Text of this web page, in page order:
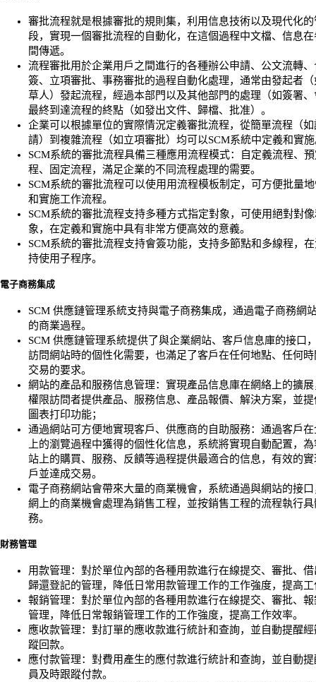
審批流程就是根據審批的規則集，利用信息技術以及現代化
段，實現一個審批流程的自動化，在這個過程中文檔、信息
間傳遞。
流程審批用於企業用戶之間進行的各種辦公申請、公文流轉
簽、立項審批、事務審批的過程自動化處理，通常由發起者
草人）發起流程，經過本部門以及其他部門的處理（如簽署
最終到達流程的終點（如發出文件、歸檔、批准）。
企業可以根據單位的實際情況定義審批流程，從簡單流程（
請）到複雜流程（如立項審批）均可以SCM系統中定義和實
SCM系統的審批流程具備三種應用流程模式：自定義流程、
程、固定流程，滿足企業的不同流程處理的需要。
SCM系統的審批流程可以使用用流程模板制定，可方便批量
和實施工作流程。
SCM系統的審批流程支持多種方式指定對象，可使用絕對對
象，在定義和實施中具有非常方便高效的意義。
SCM系統的審批流程支持會簽功能，支持多節點和多線程，
持使用子程序。
電子商務集成
SCM 供應鏈管理系統支持與電子商務集成，通過電子商務網
的商業過程。
SCM 供應鏈管理系統提供了與企業網站、客戶信息庫的接口
訪問網站時的個性化需要，也滿足了客戶在任何地點、任何
交易的要求。
網站的產品和服務信息管理：實現產品信息庫在網絡上的擴
權限訪問者提供產品、服務信息、產品報價、解決方案，並
圖表打印功能；
通過網站可方便地實現客戶、供應商的自助服務：通過客戶
上的瀏覽過程中獲得的個性化信息，系統將實現自動配置，
站上的購買、服務、反饋等過程提供最適合的信息，有效的
戶並達成交易。
電子商務網站會帶來大量的商業機會，系統通過與網站的接
網上的商業機會處理為銷售工程，並按銷售工程的流程執行
務。
財務管理
用款管理：對於單位內部的各種用款進行在線提交、審批、
歸還登記的管理，降低日常用款管理工作的工作強度，提高
報銷管理：對於單位內部的各種用款進行在線提交、審批、
管理，降低日常報銷管理工作的工作強度，提高工作效率。
應收款管理：對訂單的應收款進行統計和查詢，並自動提醒
蹤回款。
應付款管理：對費用產生的應付款進行統計和查詢，並自動
員及時跟蹤付款。